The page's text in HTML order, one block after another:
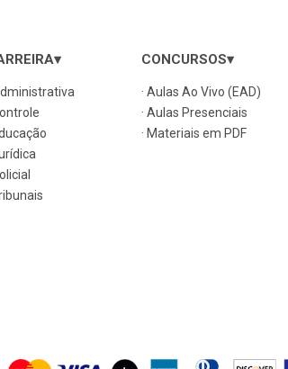
CONCURSOS▾
· Aulas Ao Vivo (EAD)
· Aulas Presenciais
· Materiais em PDF